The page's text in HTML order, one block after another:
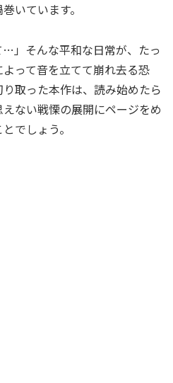
いています。
…」そんな平和な日常が、たっ
って音を立てて崩れ去る恐
取った本作は、読み始めたら
ない戦慄の展開にページをめ
でしょう。